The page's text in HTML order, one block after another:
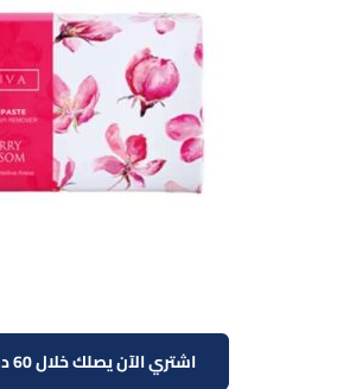
اشتري الآن يصلك خلال 60 دقيقة!